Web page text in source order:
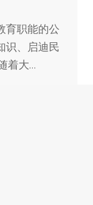
育职能的公
识、启迪民
着大…